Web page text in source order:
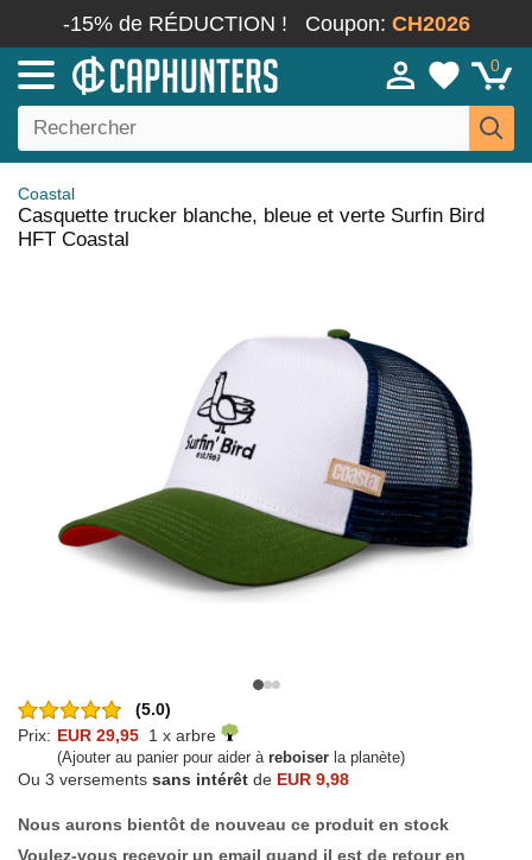
-15% de RÉDUCTION ! Coupon: CH2026
0
Coastal
Casquette trucker blanche, bleue et verte Surfin Bird
HFT Coastal
(5.0)
Prix: EUR 29,95 1 x arbre
(Ajouter au panier pour aider à reboiser la planète)
Ou 3 versements sans intérêt de EUR 9,98
Nous aurons bientôt de nouveau ce produit en stock
Voulez-vous recevoir un email quand il est de retour en